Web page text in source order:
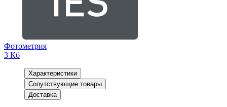
Фотометрия
3 Кб
Характеристики
Сопутствующие товары
Доставка